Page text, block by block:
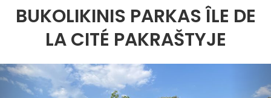
BUKOLIKINIS PARKAS ÎLE DE
LA CITÉ PAKRAŠTYJE